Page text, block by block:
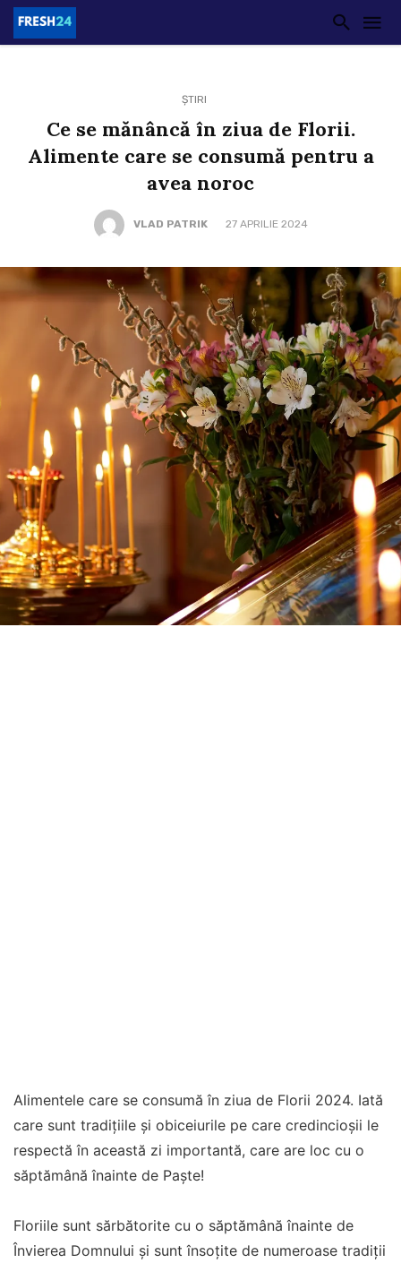
ȘTIRI
Ce se mănâncă în ziua de Florii.
Alimente care se consumă pentru a
avea noroc
VLAD PATRIK 27 APRILIE 2024
Alimentele care se consumă în ziua de Florii 2024. Iată
care sunt tradițiile și obiceiurile pe care credincioșii le
respectă în această zi importantă, care are loc cu o
săptămână înainte de Paște!
Floriile sunt sărbătorite cu o săptămână înainte de
Învierea Domnului și sunt însoțite de numeroase tradiții